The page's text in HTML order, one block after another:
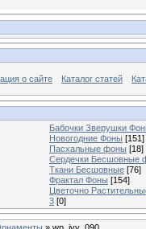
о сайте Каталог статей
Бабочки Зверушки
Новогодние Фоны [151]
Пасхальные фоны [18]
Сердечки Бесшовные
Ткани Бесшовные [76]
Фрактал Фоны [154]
Цветочно
3 [0]